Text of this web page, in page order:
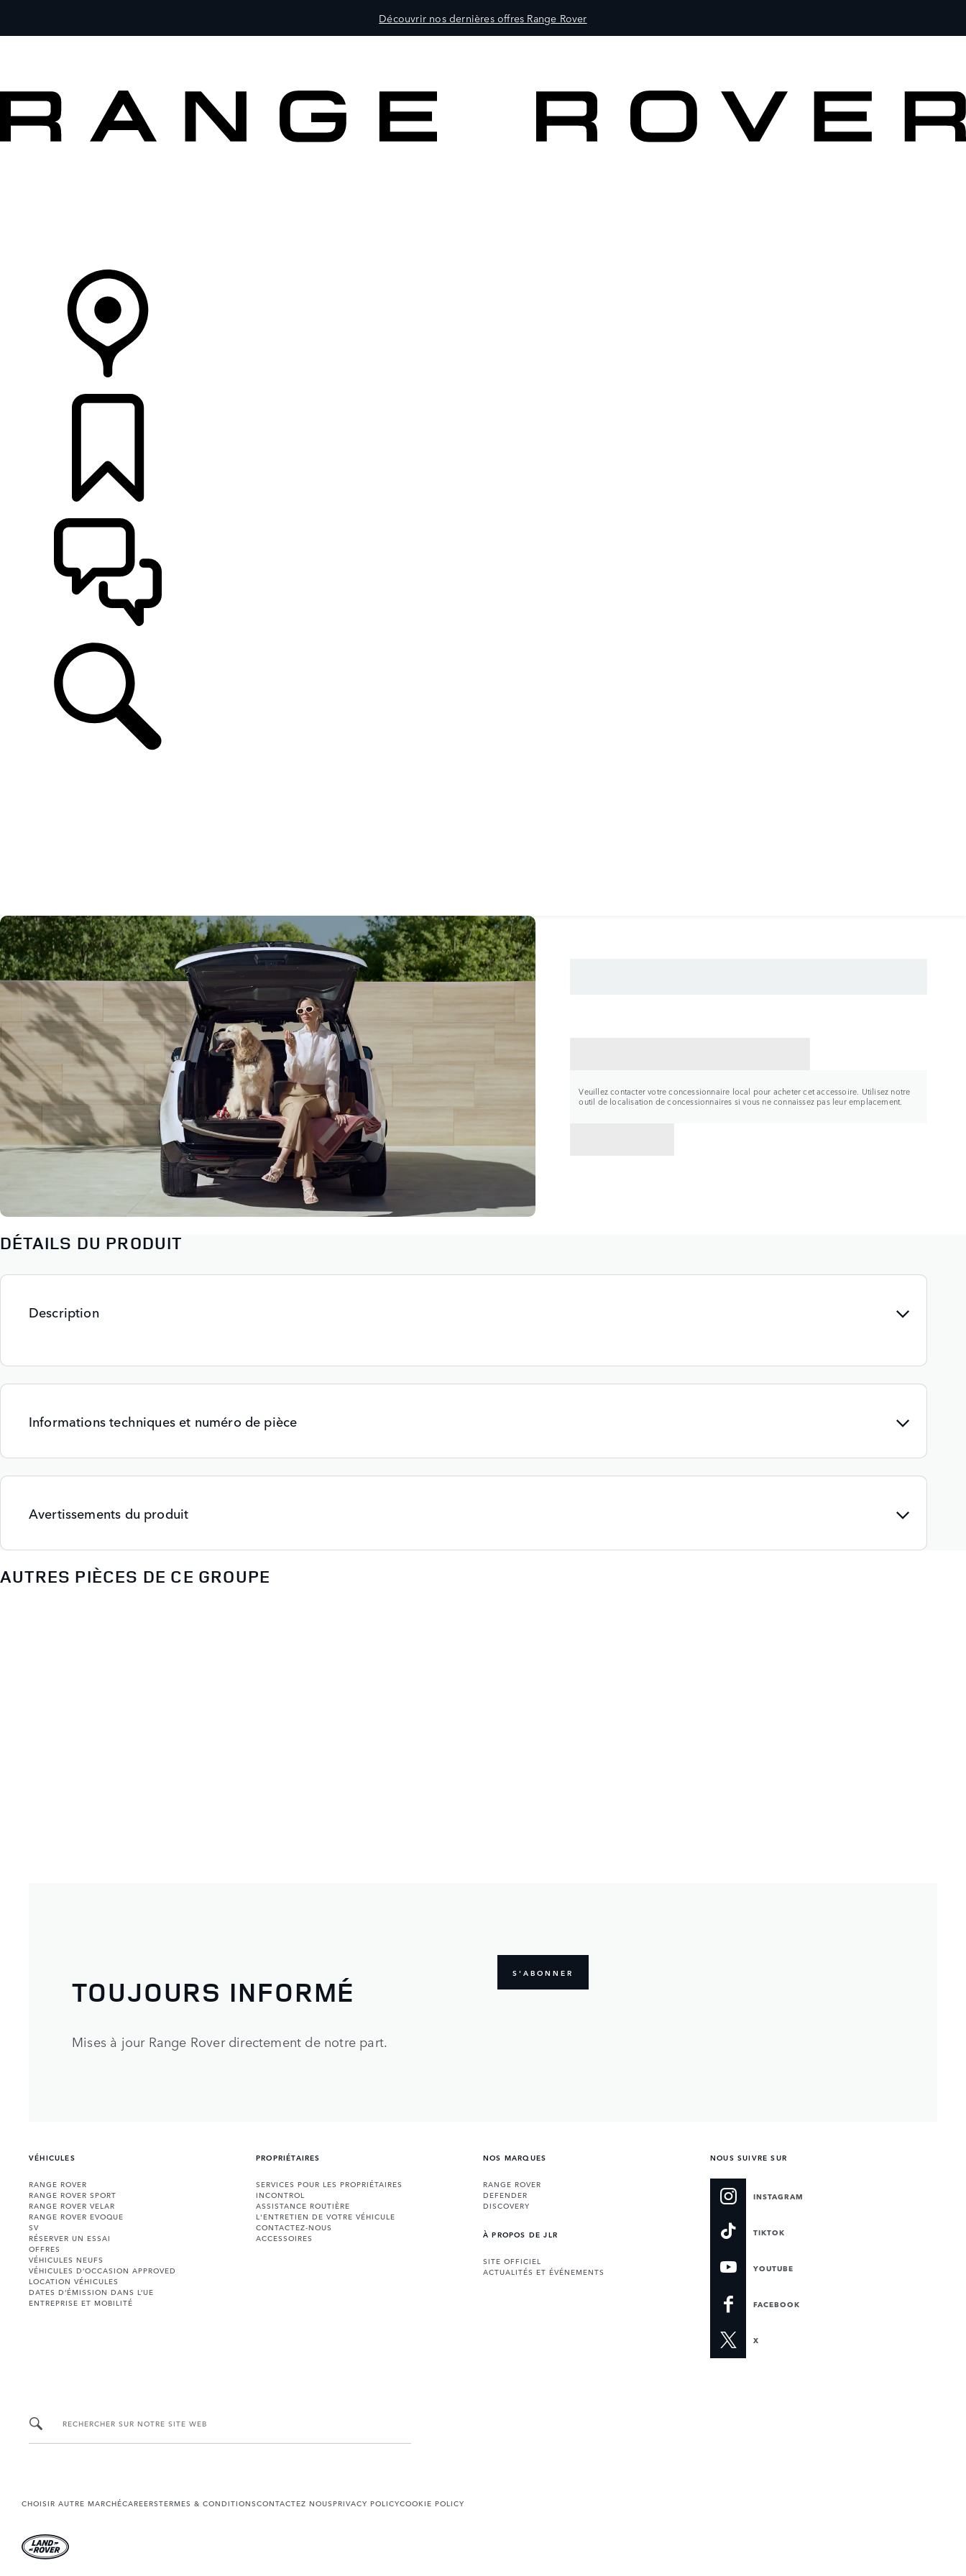
Découvrir nos dernières offres Range Rover
Veuillez contacter votre concessionnaire local pour acheter cet accessoire. Utilisez notre
outil de localisation de concessionnaires si vous ne connaissez pas leur emplacement.
DÉTAILS DU PRODUIT
Description
Informations techniques et numéro de pièce
Avertissements du produit
AUTRES PIÈCES DE CE GROUPE
TOUJOURS INFORMÉ
Mises à jour Range Rover directement de notre part.
S'ABONNER
VÉHICULES
RANGE ROVER
RANGE ROVER SPORT
RANGE ROVER VELAR
RANGE ROVER EVOQUE
SV
RÉSERVER UN ESSAI
OFFRES
VÉHICULES NEUFS
VÉHICULES D’OCCASION APPROVED
LOCATION VÉHICULES
DATES D’ÉMISSION DANS L’UE
ENTREPRISE ET MOBILITÉ
PROPRIÉTAIRES
SERVICES POUR LES PROPRIÉTAIRES
INCONTROL
ASSISTANCE ROUTIÈRE
L'ENTRETIEN DE VOTRE VÉHICULE
CONTACTEZ-NOUS
ACCESSOIRES
NOS MARQUES
RANGE ROVER
DEFENDER
DISCOVERY
À PROPOS DE JLR
SITE OFFICIEL
ACTUALITÉS ET ÉVÉNEMENTS
NOUS SUIVRE SUR
INSTAGRAM
TIKTOK
YOUTUBE
FACEBOOK
X
RECHERCHER SUR NOTRE SITE WEB
CHOISIR AUTRE MARCHÉCAREERSTERMES & CONDITIONSCONTACTEZ NOUSPRIVACY POLICYCOOKIE POLICY